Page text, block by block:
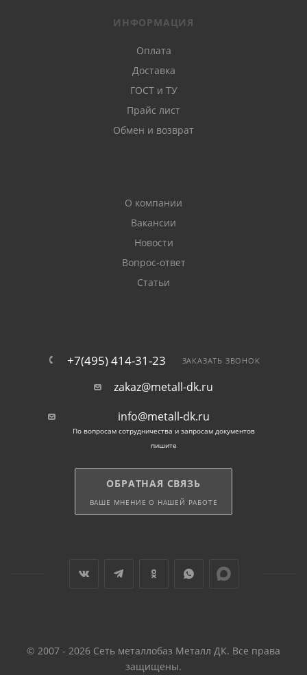
ИНФОРМАЦИЯ
Оплата
Доставка
ГОСТ и ТУ
Прайс лист
Обмен и возврат
О компании
Вакансии
Новости
Вопрос-ответ
Статьи
+7(495) 414-31-23 ЗАКАЗАТЬ ЗВОНОК
zakaz@metall-dk.ru
info@metall-dk.ru
По вопросам сотрудничества и запросам документов
пишите
ОБРАТНАЯ СВЯЗЬ
ВАШЕ МНЕНИЕ О НАШЕЙ РАБОТЕ
© 2007 - 2026 Сеть металлобаз Металл ДК. Все права
защищены.